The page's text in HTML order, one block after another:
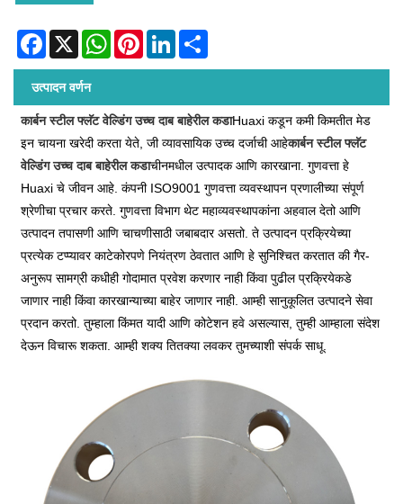
Facebook
X WhatsAppPinterestLinkedIn
उत्पादन वर्णन
कार्बन स्टील फ्लॅट वेल्डिंग उच्च दाब बाहेरील कडाHuaxi कडून कमी किमतीत मेड
इन चायना खरेदी करता येते, जी व्यावसायिक उच्च दर्जाची आहेकार्बन स्टील फ्लॅट
वेल्डिंग उच्च दाब बाहेरील कडाचीनमधील उत्पादक आणि कारखाना. गुणवत्ता हे
Huaxi चे जीवन आहे. कंपनी ISO9001 गुणवत्ता व्यवस्थापन प्रणालीच्या संपूर्ण
श्रेणीचा प्रचार करते. गुणवत्ता विभाग थेट महाव्यवस्थापकांना अहवाल देतो आणि
उत्पादन तपासणी आणि चाचणीसाठी जबाबदार असतो. ते उत्पादन प्रक्रियेच्या
प्रत्येक टप्प्यावर काटेकोरपणे नियंत्रण ठेवतात आणि हे सुनिश्चित करतात की गैर-
अनुरूप सामग्री कधीही गोदामात प्रवेश करणार नाही किंवा पुढील प्रक्रियेकडे
जाणार नाही किंवा कारखान्याच्या बाहेर जाणार नाही. आम्ही सानुकूलित उत्पादने सेवा
प्रदान करतो. तुम्हाला किंमत यादी आणि कोटेशन हवे असल्यास, तुम्ही आम्हाला संदेश
देऊन विचारू शकता. आम्ही शक्य तितक्या लवकर तुमच्याशी संपर्क साधू.